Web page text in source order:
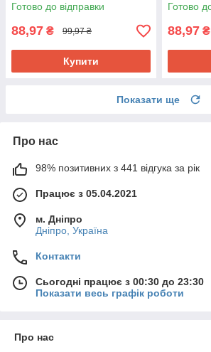
Готово до відправки
88,97 ₴ 99,97 ₴
Купити
Готово
88,97 ₴
Показати ще
Про нас
98% позитивних з 441 відгука за рік
Працює з 05.04.2021
м. Дніпро
Дніпро, Україна
Контакти
Сьогодні працює з 00:30 до 23:30
Показати весь графік роботи
Про нас